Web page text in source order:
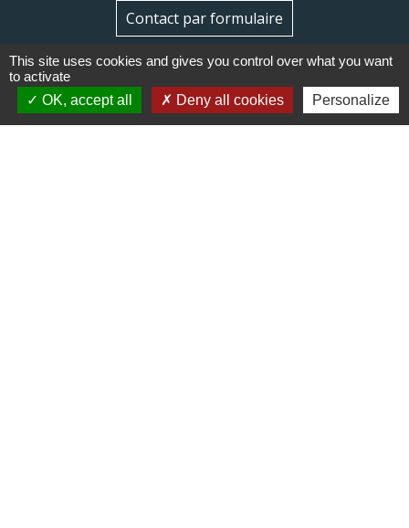
Contact par formulaire
This site uses cookies and gives you control over what you want
to activate
OK, accept all
Deny all cookies Personalize